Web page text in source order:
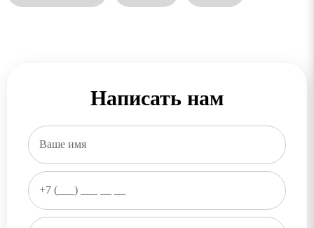
Написать нам